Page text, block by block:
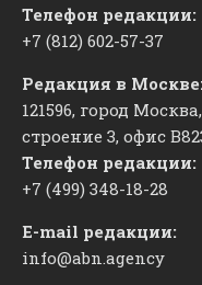
Телефон редакции:
+7 (812) 602-57-37
Редакция в Москве:
121596, город
строение 3, офис
Телефон редакции:
+7 (499) 348-18-28
E-mail редакции:
info@abn.agency